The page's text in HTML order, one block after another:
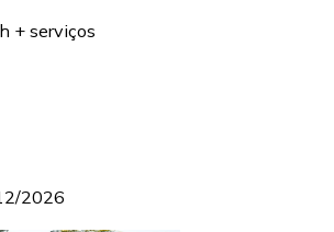
+ serviços
2026